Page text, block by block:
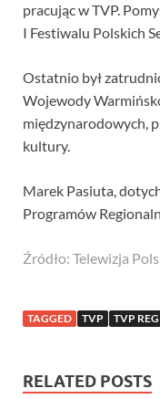
pracując w TVP.
I Festiwalu Polskich
Ostatnio był
Wojewody
międzynarodowych,
kultury.
Marek Pasiuta,
Programów
Źródło: Telewizja
TAGGED TVP TVP
RELATED POSTS